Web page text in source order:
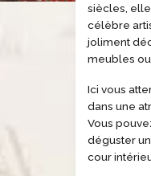
siècles,
célèbre
joliment
meubles
Ici vous
dans une
Vous
déguster
cour